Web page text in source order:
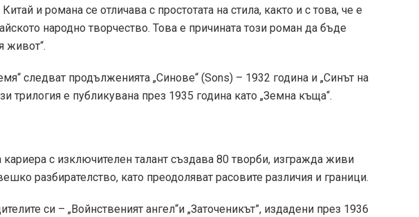
и романа се отличава с простотата на стила, както и с това, че е
народно творчество. Това е причината този роман да бъде
живот“.
следват продълженията „Синове“ (Sons) – 1932 година и „Синът на
трилогия е публикувана през 1935 година като „Земна къща“.
с изключителен талант създава 80 творби, изгражда живи
разбирателство, като преодоляват расовите различия и граници.
си – „Войнственият ангел“и „Заточеникът”, издадени през 1936